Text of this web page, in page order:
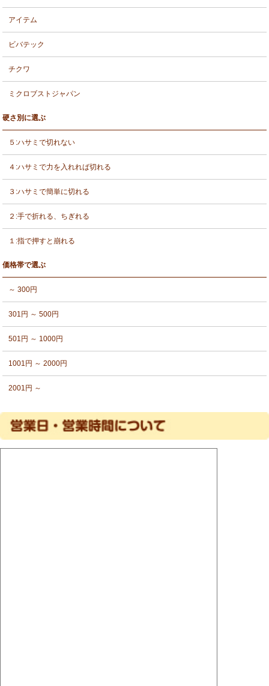
アイテム
ビバテック
チクワ
ミクロブストジャパン
硬さ別に選ぶ
５:ハサミで切れない
４:ハサミで力を入れれば切れる
３:ハサミで簡単に切れる
２:手で折れる、ちぎれる
１:指で押すと崩れる
価格帯で選ぶ
～ 300円
301円 ～ 500円
501円 ～ 1000円
1001円 ～ 2000円
2001円 ～